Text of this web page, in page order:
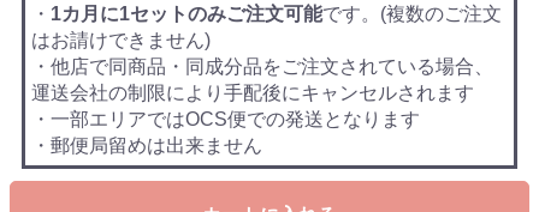
・ 1カ月に1セットのみご注文可能です。(複数のご注文
はお請けできません)
・他店で同商品・同成分品をご注文されている場合、
運送会社の制限により手配後にキャンセルされます
・一部エリアではOCS便での発送となります
・郵便局留めは出来ません